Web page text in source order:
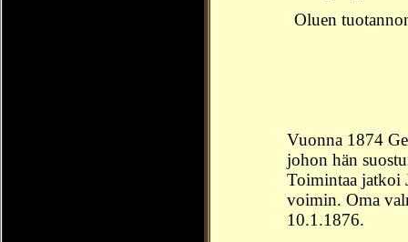
Oluen
Vuonna 1874
johon hän
Toimintaa jatkoi
voimin. Oma
10.1.1876.